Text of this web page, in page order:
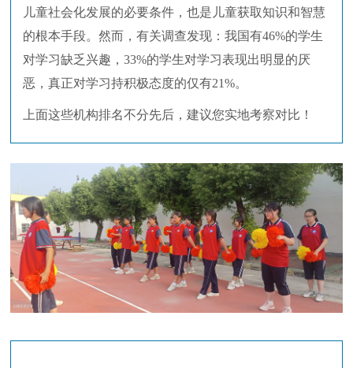
儿童社会化发展的必要条件，也是儿童获取知识和智慧
的根本手段。然而，有关调查发现：我国有46%的学生
对学习缺乏兴趣，33%的学生对学习表现出明显的厌
恶，真正对学习持积极态度的仅有21%。
上面这些机构排名不分先后，建议您实地考察对比！